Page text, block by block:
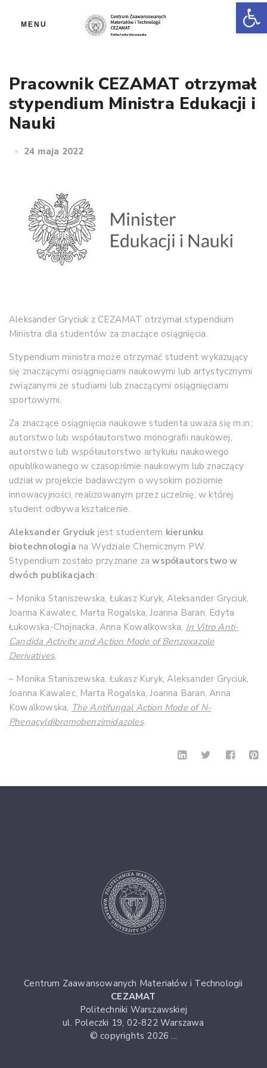
MENU
Pracownik CEZAMAT otrzymał
stypendium Ministra Edukacji i
Nauki
24 maja 2022
Aleksander Gryciuk z CEZAMAT otrzymał stypendium
Ministra dla studentów za znaczące osiągnięcia.
Stypendium ministra może otrzymać student wykazujący
się znaczącymi osiągnięciami naukowymi lub artystycznymi
związanymi ze studiami lub znaczącymi osiągnięciami
sportowymi.
Za znaczące osiągnięcia naukowe studenta uważa się m.in.:
autorstwo lub współautorstwo monografii naukowej,
autorstwo lub współautorstwo artykułu naukowego
opublikowanego w czasopiśmie naukowym lub znaczący
udział w projekcie badawczym o wysokim poziomie
innowacyjności, realizowanym przez uczelnię, w której
student odbywa kształcenie.
Aleksander Gryciuk jest studentem kierunku
biotechnologia na Wydziale Chemicznym PW.
Stypendium zostało przyznane zawspółautorstwo w
dwóch publikacjach:
– Monika Staniszewska, Łukasz Kuryk, Aleksander Gryciuk,
Joanna Kawalec, Marta Rogalska, Joanna Baran, Edyta
Łukowska-Chojnacka, Anna Kowalkowska, In Vitro Anti-
Candida Activity and Action Mode of Benzoxazole
Derivatives,
– Monika Staniszewska, Łukasz Kuryk, Aleksander Gryciuk,
Joanna Kawalec, Marta Rogalska, Joanna Baran, Anna
Kowalkowska, The Antifungal Action Mode of N-
Phenacyldibromobenzimidazoles.
Centrum Zaawansowanych Materiałów i Technologii
CEZAMAT
Politechniki Warszawskiej
ul. Poleczki 19, 02-822 Warszawa
© copyrights 2026 ...